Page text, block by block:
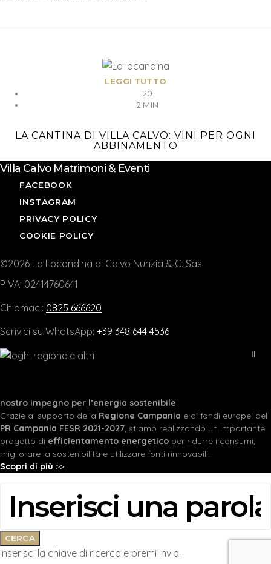
LEGGI TUTTO
20
2 MIN
LA CANTINA DI VILLA CALVO: VINI PER OGNI
ABBINAMENTO
Villa Calvo Matrimoni & Eventi
FACEBOOK
INSTAGRAM
PRIVACY POLICY
COOKIE POLICY
©2026 La Locandina di Calvo Nunzia & C. Sas
P.IVA: 02414760641
Chiamaci: 0825 666620
Scrivici su WhatsApp: +39 348 644 4536
Il
nostro impegno per l’energia sostenibile
Grazie al supporto della Regione Campania e ai fondi europei del
PR Campania FESR 2021-2027, stiamo realizzando un importante
progetto di efficientamento energetico per ridurre i consumi,
migliorare la sostenibilità e utilizzare fonti rinnovabili.
Scopri di più >>
CERCA
Inserisci la chiave di ricerca e premi invio.